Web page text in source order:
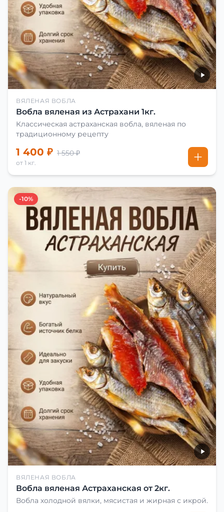
ВЯЛЕНАЯ ВОБЛА
Вобла вяленая из Астрахани 1кг.
Классическая астраханская вобла, вяленая по
традиционному рецепту
1 400 ₽ 1 550 ₽
от 1 кг.
-10%
ВЯЛЕНАЯ ВОБЛА
Вобла вяленая Астраханская от 2кг.
Вобла холодной вялки, мясистая и жирная с икрой.